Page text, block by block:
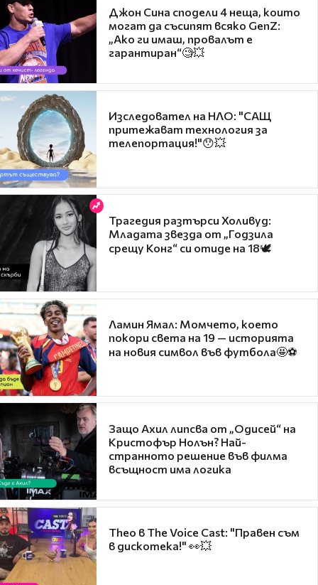
Джон Сина сподели 4 неща, които
могат да съсипят всяко GenZ:
„Ако ги имаш, провалът е
гарантиран“🧐💥
Изследовател на НЛО: "САЩ
притежават технология за
телепортация!"😯💥
Трагедия разтърси Холивуд:
Младата звезда от „Годзила
срещу Конг“ си отиде на 18🕊️
Ламин Ямал: Момчето, което
покори света на 19 — историята
на новия символ във футбола🤩⚽
Защо Ахил липсва от „Одисей“ на
Кристофър Нолън? Най-
странното решение във филма
всъщност има логика
Theo в The Voice Cast: "Правен съм
в дискотека!" 👀💥